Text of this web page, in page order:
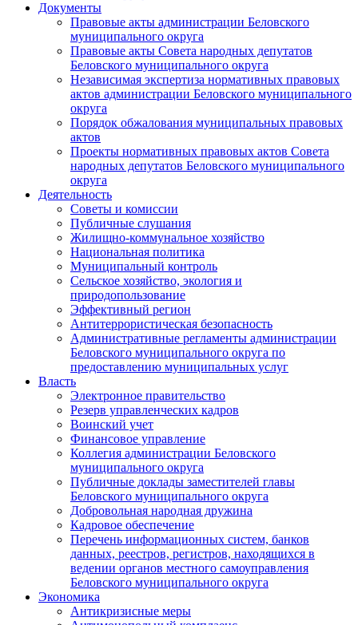
Документы
Правовые акты администрации Беловского
муниципального округа
Правовые акты Совета народных депутатов
Беловского муниципального округа
Независимая экспертиза нормативных правовых
актов администрации Беловского муниципального
округа
Порядок обжалования муниципальных правовых
актов
Проекты нормативных правовых актов Совета
народных депутатов Беловского муниципального
округа
Деятельность
Советы и комиссии
Публичные слушания
Жилищно-коммунальное хозяйство
Национальная политика
Муниципальный контроль
Сельское хозяйство, экология и
природопользование
Эффективный регион
Антитеррористическая безопасность
Административные регламенты администрации
Беловского муниципального округа по
предоставлению муниципальных услуг
Власть
Электронное правительство
Резерв управленческих кадров
Воинский учет
Финансовое управление
Коллегия администрации Беловского
муниципального округа
Публичные доклады заместителей главы
Беловского муниципального округа
Добровольная народная дружина
Кадровое обеспечение
Перечень информационных систем, банков
данных, реестров, регистров, находящихся в
ведении органов местного самоуправления
Беловского муниципального округа
Экономика
Антикризисные меры